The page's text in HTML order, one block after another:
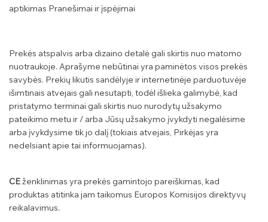
aptikimas Pranešimai ir įspėjimai
Prekės atspalvis arba dizaino detalė gali skirtis nuo matomo
nuotraukoje. Aprašyme nebūtinai yra paminėtos visos prekės
savybės. Prekių likutis sandėlyje ir internetinėje parduotuvėje
išimtinais atvejais gali nesutapti, todėl išlieka galimybė, kad
pristatymo terminai gali skirtis nuo nurodytų užsakymo
pateikimo metu ir / arba Jūsų užsakymo įvykdyti negalėsime
arba įvykdysime tik jo dalį (tokiais atvejais, Pirkėjas yra
nedelsiant apie tai informuojamas).
CEženklinimas yra prekės gamintojo pareiškimas, kad
produktas atitinka jam taikomus Europos Komisijos direktyvų
reikalavimus.